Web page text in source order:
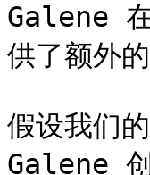
Galene
供了额外
假设我
Galene 创